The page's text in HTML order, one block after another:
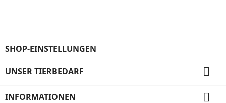
SHOP-EINSTELLUNGEN
UNSER TIERBEDARF 
INFORMATIONEN 